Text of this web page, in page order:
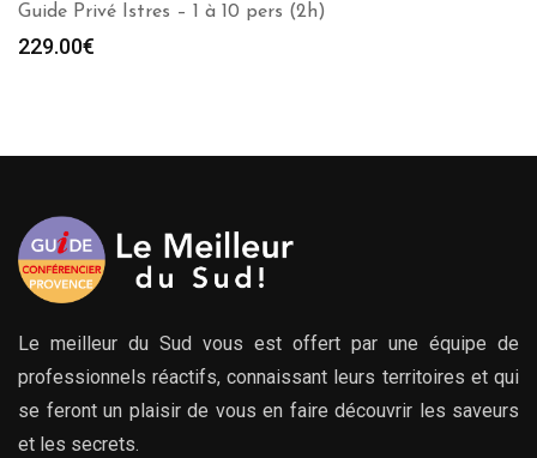
Guide Privé Istres – 1 à 10 pers (2h)
229.00€
Le meilleur du Sud vous est offert par une équipe de
professionnels réactifs, connaissant leurs territoires et qui
se feront un plaisir de vous en faire découvrir les saveurs
et les secrets.